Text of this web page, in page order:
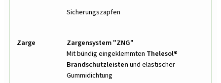
Sicherungszapfen
Zarge
Zargensystem "ZNG"
Mit bündig eingeklemmten Thelesol®
Brandschutzleistenund elastischer
Gummidichtung